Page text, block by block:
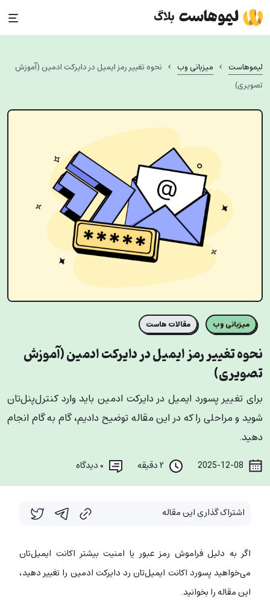
Skip
to
content
لیموهاست › میزبانی وب › نحوه تغییر رمز ایمیل در دایرکت ادمین (آموزش
تصویری)
میزبانی وب مقالات هاست
نحوه تغییر رمز ایمیل در دایرکت ادمین (آموزش
تصویری)
برای تغییر پسورد ایمیل در دایرکت ادمین باید وارد کنترل‌پنل‌تان
شوید و مراحلی را که در این مقاله توضیح دادیم، گام به گام انجام
دهید.
دیدگاه
اشتراک گذاری این مقاله
اگر به دلیل فراموش رمز عبور یا امنیت بیشتر اکانت ایمیل‌تان
می‌خواهید پسورد اکانت ایمیل‌تان رد دایرکت ادمین را تغییر دهید،
این مقاله را بخوانید.